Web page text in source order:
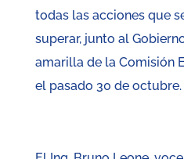
todas las acciones que
superar, junto al
amarilla de la Comisión
el pasado 30 de octubre.